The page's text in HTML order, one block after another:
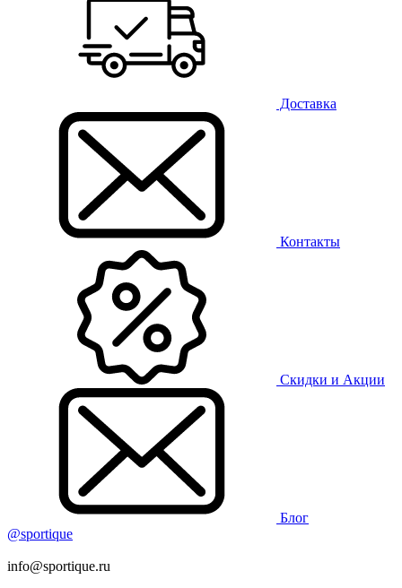
Доставка
Контакты
Скидки и Акции
Блог
@sportique
info@sportique.ru